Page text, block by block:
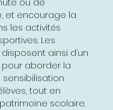
et encourage la
les activités
Les
ainsi d’un
aborder la
tout en
scolaire.